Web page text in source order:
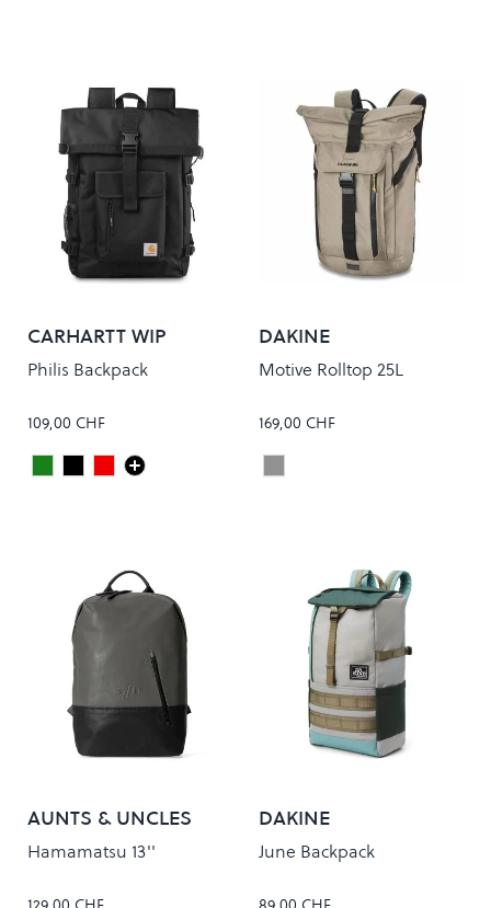
CARHARTT WIP
Philis Backpack
109,00 CHF
Colour
LeafBlackPALISANDER
DAKINE
Motive Rolltop 25L
169,00 CHF
Colour
STONE BALLISTIC
AUNTS & UNCLES
Hamamatsu 13''
DAKINE
June Backpack